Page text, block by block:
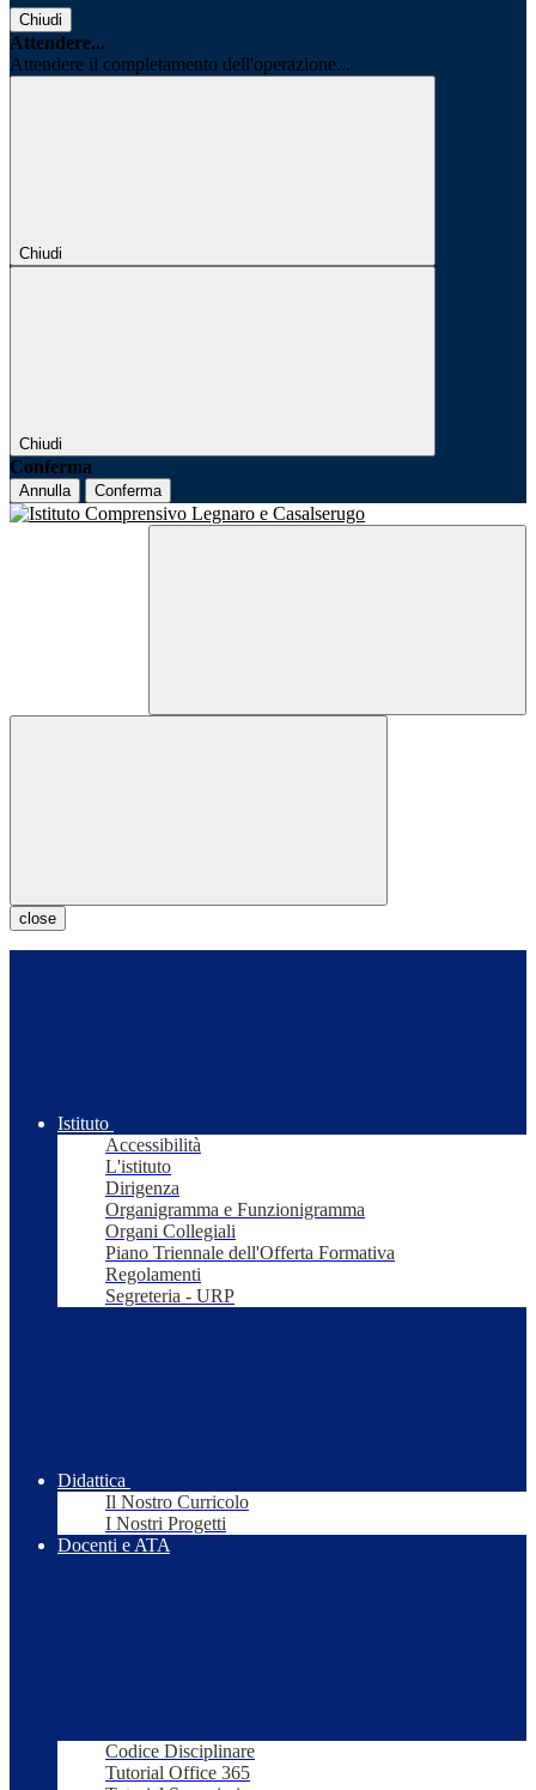
Chiudi
Attendere...
Attendere il completamento dell'operazione...
Chiudi
Chiudi
Conferma
Annulla Conferma
close
Istituto
Accessibilità
L'istituto
Dirigenza
Organigramma e Funzionigramma
Organi Collegiali
Piano Triennale dell'Offerta Formativa
Regolamenti
Segreteria - URP
Didattica
Il Nostro Curricolo
I Nostri Progetti
Docenti e ATA
Codice Disciplinare
Tutorial Office 365